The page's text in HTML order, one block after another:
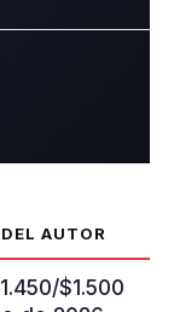
AUTOR
$1.500